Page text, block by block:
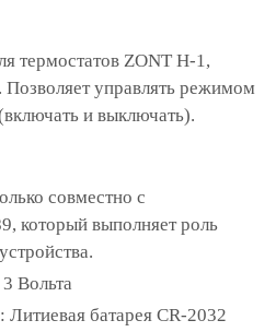
термостатов ZONT H-1,
управлять режимом
и выключать).
совместно с
который выполняет роль
Вольта
Литиевая батарея CR-2032